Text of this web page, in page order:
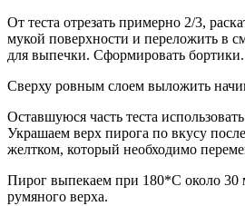
От теста отрезать примерно 2/3,
мукой поверхности и переложить в
для выпечки. Сформировать бортики.
Сверху ровным слоем выложить
Оставшуюся часть теста
Украшаем верх пирога по вкусу
желтком, который необходимо
Пирог выпекаем при 180*С около 30
румяного верха.